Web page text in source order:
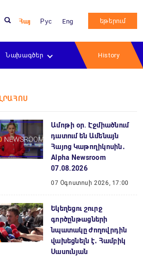
Հայ Рус Eng եթերում
Նախագծեր History
ԼՐԱՀՈՍ
Ամոթի օր. Էջմիածնում
դատում են Ամենայն
Հայոց Կաթողիկոսին․
Alpha Newsroom
07.08.2026
07 Օգոստոսի 2026, 17:00
Եկեղեցու շուրջ
գործընթացների
նպատակը ժողովրդին
վախեցնելն է․ Համբիկ
Սասունյան